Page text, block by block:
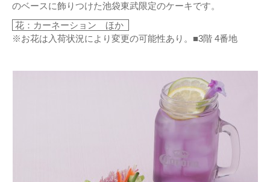
のベースに飾りつけた池袋東武限定のケーキです。
花：カーネーション ほか
※お花は入荷状況により変更の可能性あり。■3階 4番地